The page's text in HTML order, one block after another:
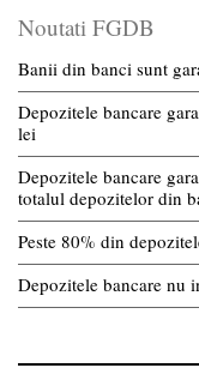
Noutati FGDB
Banii din banci sunt
Depozitele bancare
lei
Depozitele bancare
totalul depozitelor din
Peste 80% din
Depozitele bancare nu